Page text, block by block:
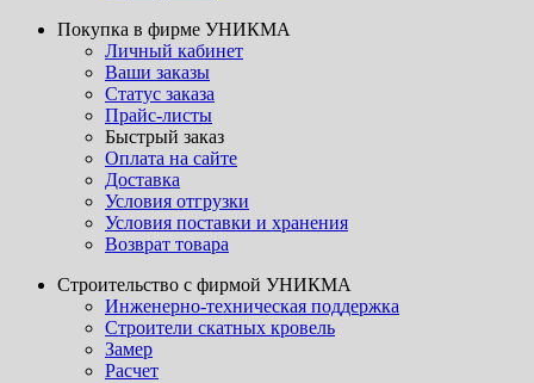
Покупка в фирме УНИКМА
Личный кабинет
Ваши заказы
Статус заказа
Прайс-листы
Быстрый заказ
Оплата на сайте
Доставка
Условия отгрузки
Условия поставки и хранения
Возврат товара
Строительство с фирмой УНИКМА
Инженерно-техническая поддержка
Строители скатных кровель
Замер
Расчет